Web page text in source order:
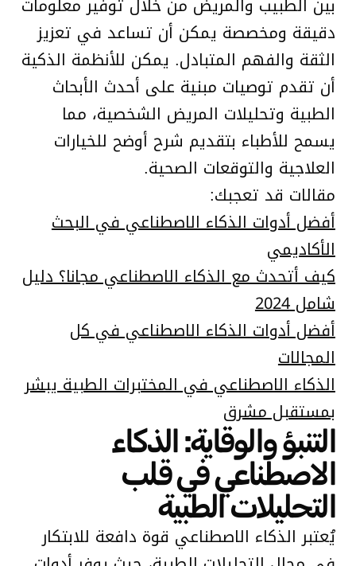
دقيقة ومخصصة يمكن أن تساعد في تعزيز
الثقة والفهم المتبادل. يمكن للأنظمة الذكية
أن تقدم توصيات مبنية على أحدث الأبحاث
الطبية وتحليلات المريض الشخصية، مما
يسمح للأطباء بتقديم شرح أوضح للخيارات
العلاجية والتوقعات الصحية.
مقالات قد تعجبك:
أفضل أدوات الذكاء الاصطناعي في البحث
الأكاديمي
كيف أتحدث مع الذكاء الاصطناعي مجانا؟ دليل
شامل 2024
أفضل أدوات الذكاء الاصطناعي في كل
المجالات
الذكاء الاصطناعي في المختبرات الطبية يبشر
بمستقبل مشرق
التنبؤ والوقاية: الذكاء
الاصطناعي في قلب
التحليلات الطبية
يُعتبر الذكاء الاصطناعي قوة دافعة للابتكار